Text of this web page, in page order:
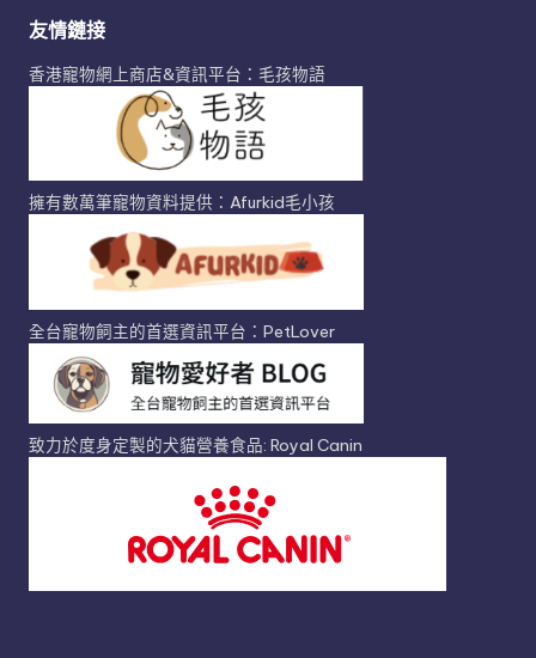
友情鏈接
香港寵物網上商店&資訊平台：毛孩物語
擁有數萬筆寵物資料提供：Afurkid毛小孩
全台寵物飼主的首選資訊平台：PetLover
致力於度身定製的犬貓營養食品: Royal Canin